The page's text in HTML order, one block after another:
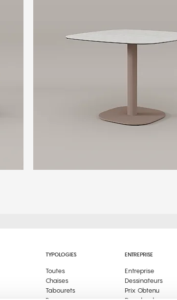
TYPOLOGIES
Toutes
Chaises
Tabourets
ENTREPRISE
Entreprise
Dessinateurs
Prix Obtenu